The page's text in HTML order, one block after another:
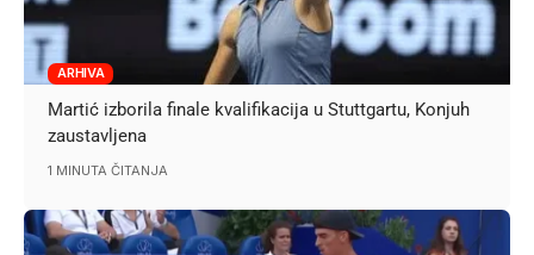
ARHIVA
Martić izborila finale kvalifikacija u Stuttgartu, Konjuh
zaustavljena
1 MINUTA ČITANJA